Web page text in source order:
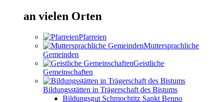
an vielen Orten
Pfarreien
Muttersprachliche
Gemeinden
Geistliche
Gemeinschaften
Bildungsstätten in Trägerschaft des Bistums
Bildungsgut Schmochtitz Sankt Benno